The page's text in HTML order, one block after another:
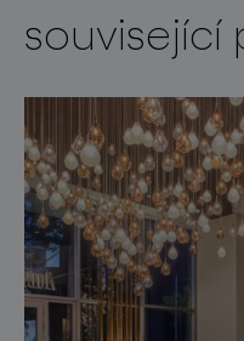
související